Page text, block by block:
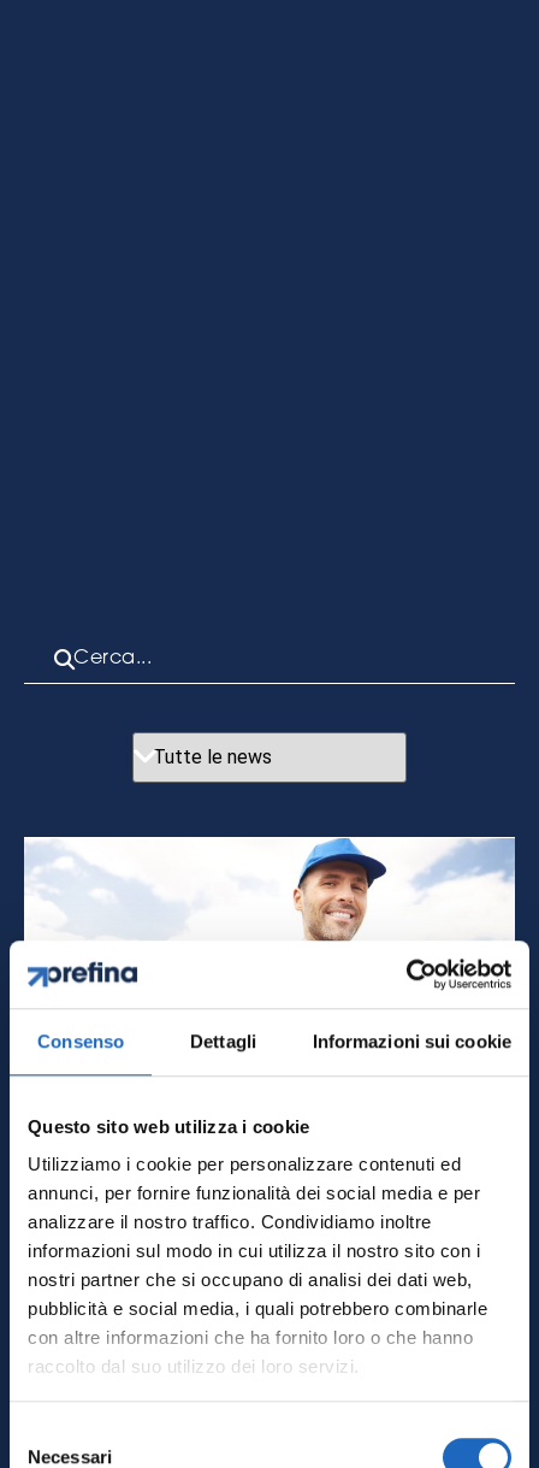
Consenso Dettagli Informazioni sui cookie
Questo sito web utilizza i cookie
Utilizziamo i cookie per personalizzare contenuti ed
annunci, per fornire funzionalità dei social media e per
analizzare il nostro traffico. Condividiamo inoltre
informazioni sul modo in cui utilizza il nostro sito con i
nostri partner che si occupano di analisi dei dati web,
pubblicità e social media, i quali potrebbero combinarle
con altre informazioni che ha fornito loro o che hanno
raccolto dal suo utilizzo dei loro servizi.
delNecessari
Incentivi per
agricoltori 2026: PSR
(CSR), Inail e
agrivoltaico